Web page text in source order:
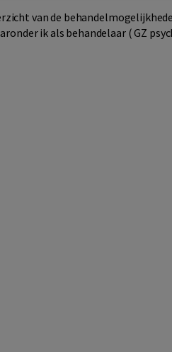
van de
ik als behandelaar ( GZ